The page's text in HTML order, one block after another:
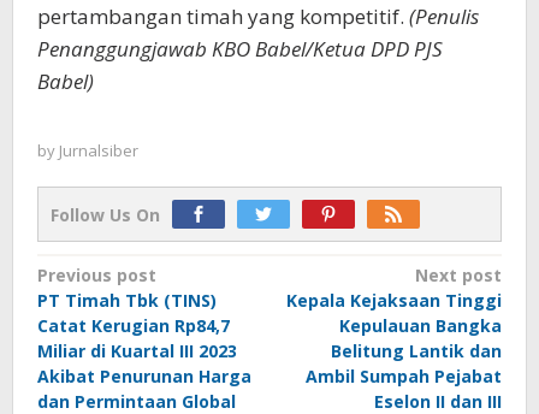
pertambangan timah yang kompetitif. (Penulis
Penanggungjawab KBO Babel/Ketua DPD PJS
Babel)
by Jurnalsiber
Follow Us On
Post
navigation
Previous post
PT Timah Tbk (TINS)
Catat Kerugian Rp84,7
Miliar di Kuartal III 2023
Akibat Penurunan Harga
dan Permintaan Global
Next post
Kepala Kejaksaan Tinggi
Kepulauan Bangka
Belitung Lantik dan
Ambil Sumpah Pejabat
Eselon II dan III